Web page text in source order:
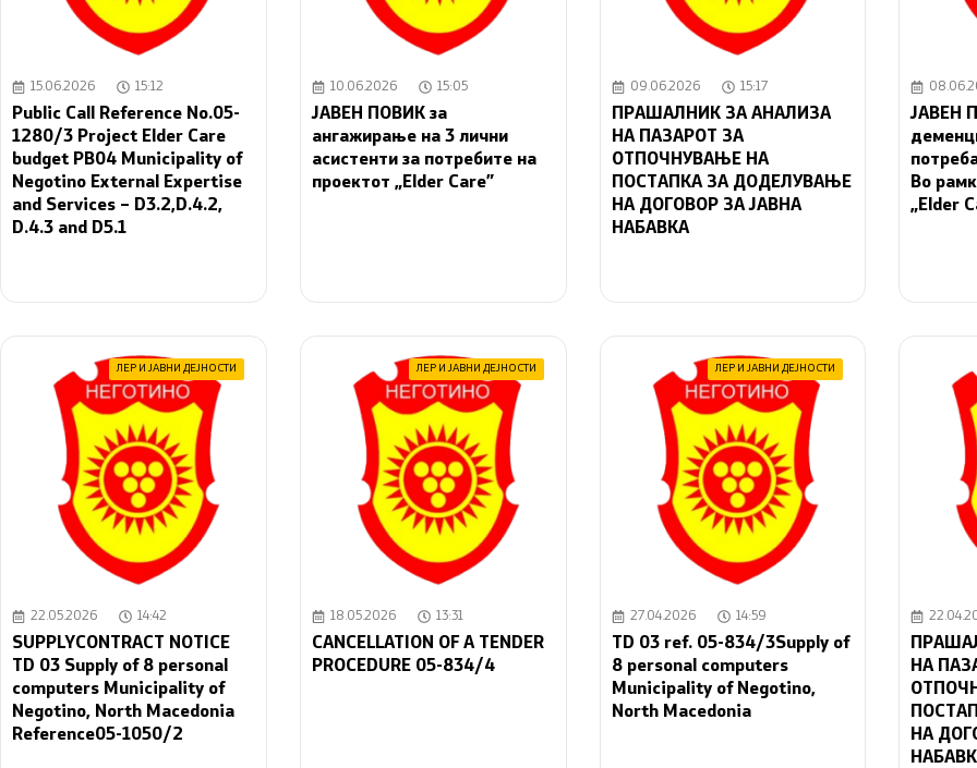
15.06.2026 15:12
Public Call Reference No.05-
1280/3 Project Elder Care
budget PB04 Municipality of
Negotino External Expertise
and Services – D3.2,D.4.2,
D.4.3 and D5.1
10.06.2026 15:05
ЈАВЕН ПОВИК за
ангажирање на 3 лични
асистенти за потребите на
проектот „Elder Care”
09.06.2026 15:17
ПРАШАЛНИК ЗА АНАЛИЗА
НА ПАЗАРОТ ЗА
ОТПОЧНУВАЊЕ НА
ПОСТАПКА ЗА ДОДЕЛУВАЊЕ
НА ДОГОВОР ЗА ЈАВНА
НАБАВКА
ЈАВЕН
Во
„Elder
ЛЕР И ЈАВНИ ДЕЈНОСТИ
22.05.2026 14:42
SUPPLYCONTRACT NOTICE
TD 03 Supply of 8 personal
computers Municipality of
Negotino, North Macedonia
Reference05-1050/2
ЛЕР И ЈАВНИ ДЕЈНОСТИ
18.05.2026 13:31
CANCELLATION OF A TENDER
PROCEDURE 05-834/4
ЛЕР И ЈАВНИ ДЕЈНОСТИ
27.04.2026 14:59
TD 03 ref. 05-834/3Supply of
8 personal computers
Municipality of Negotino,
North Macedonia
НА
НА